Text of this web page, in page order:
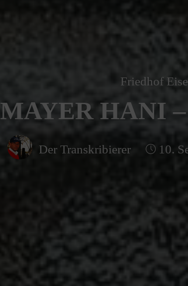
Friedhof
MAYER HANI –
Der Transkribierer 10.